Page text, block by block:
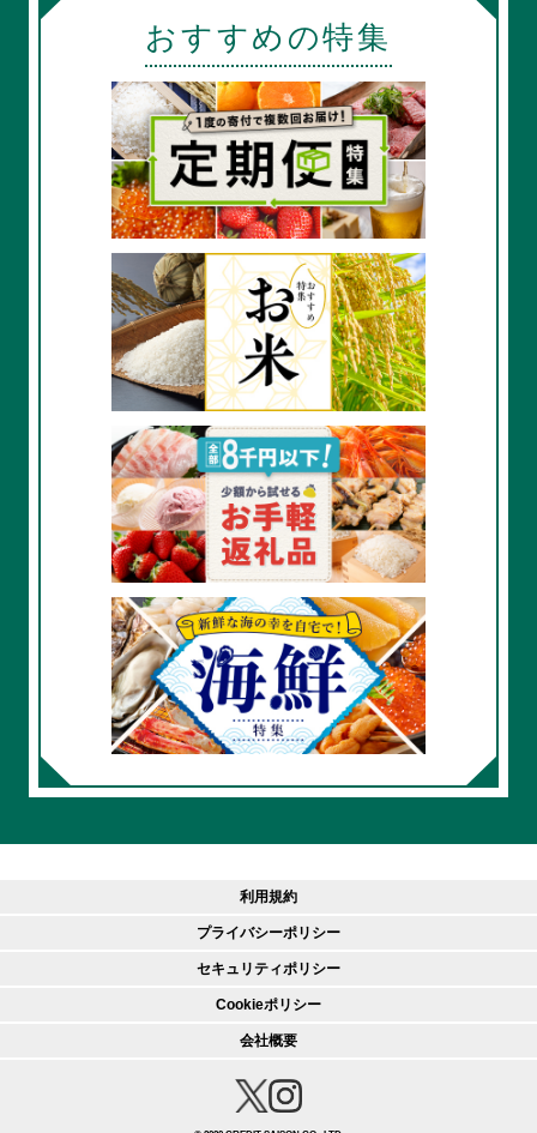
おすすめの特集
利用規約
プライバシーポリシー
セキュリティポリシー
Cookieポリシー
会社概要